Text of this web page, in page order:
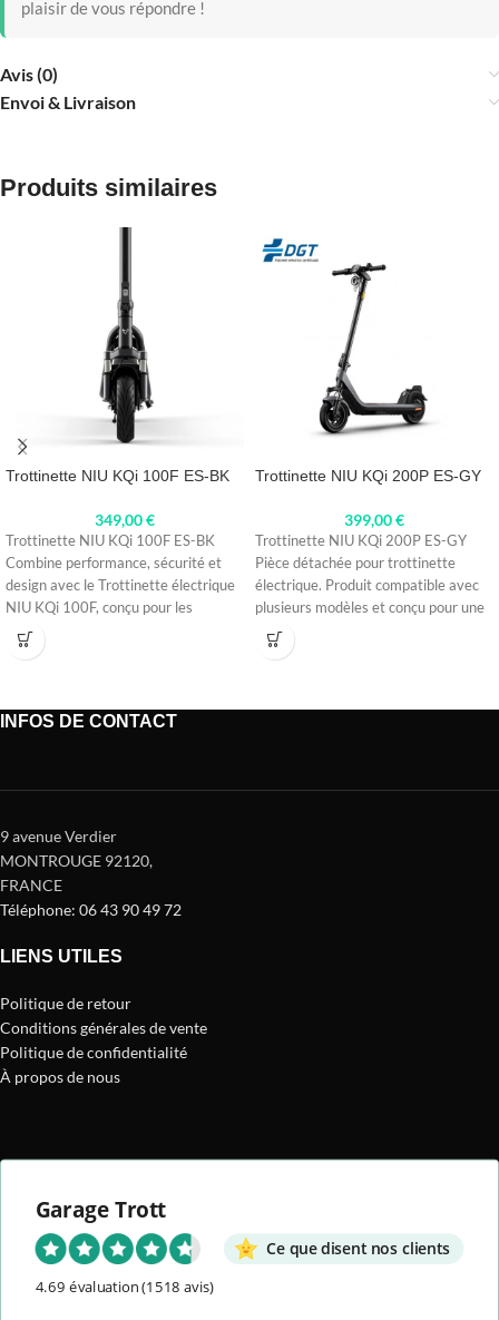
plaisir de vous répondre !
Avis (0)
Envoi & Livraison
Produits similaires
Trottinette NIU KQi 100F ES-BK
349,00€
Trottinette NIU KQi 100F ES-BK
Combine performance, sécurité et
design avec le Trottinette électrique
NIU KQi 100F, conçu pour les
Trottinette NIU KQi 200P ES-GY
399,00€
Trottinette NIU KQi 200P ES-GY
Pièce détachée pour trottinette
électrique. Produit compatible avec
plusieurs modèles et conçu pour une
excellente
INFOS DE CONTACT
9 avenue Verdier
MONTROUGE 92120,
FRANCE
Téléphone: 06 43 90 49 72
LIENS UTILES
Politique de retour
Conditions générales de vente
Politique de confidentialité
À propos de nous
Garage Trott
Ce que disent nos clients
4.69 évaluation(1518 avis)